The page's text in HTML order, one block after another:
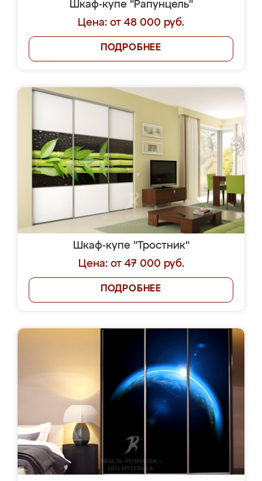
Шкаф-купе "Рапунцель"
Цена: от 48 000 руб.
ПОДРОБНЕЕ
Шкаф-купе "Тростник"
Цена: от 47 000 руб.
ПОДРОБНЕЕ